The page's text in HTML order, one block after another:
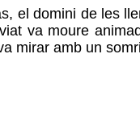
el domini de les
va moure
mirar amb un